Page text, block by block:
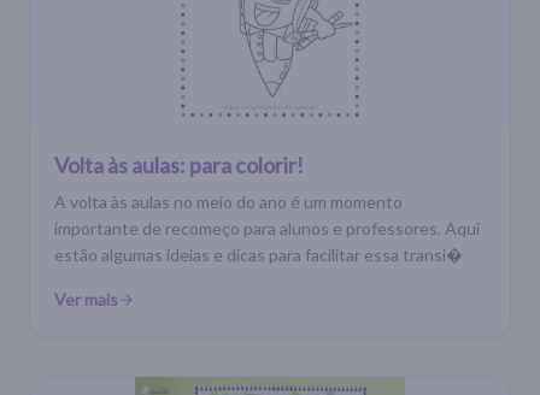
Volta às aulas: para colorir!
A volta às aulas no meio do ano é um momento
importante de recomeço para alunos e professores. Aqui
estão algumas ideias e dicas para facilitar essa transi�
Ver mais